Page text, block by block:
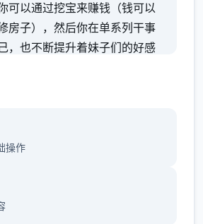
可以通过挖宝来赚钱（钱可以
房子），然后你在单系列干事
，也不断提升着妹子们的好感
操作